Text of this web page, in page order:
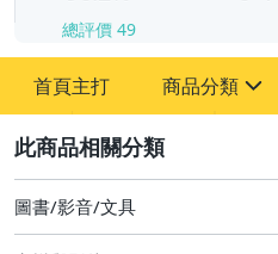
總評價 49
首頁主打 商品分類
其它
[全店] 粉絲專享
[全店] 週年慶
圖書/影音/文具